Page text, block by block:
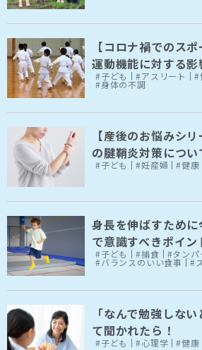
【コロナ禍でのス
運動機能に対する影
#子ども #アスリート #
#身体の不調
【産後のお悩みシ
の腱鞘炎対策につい
#子ども #妊産婦 #健康
身長を伸ばすため
で意識すべきポイン
#子ども #捕食 #タンパ
#バランスのいい食事 #
「なんで勉強しな
て聞かれたら！
#子ども #心理学 #健康